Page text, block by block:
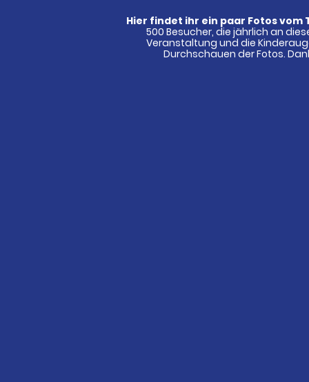
Hier findet ihr ein paar Fotos vom
500 Besucher, die jährlich an
Veranstaltung und die
Durchschauen der Fotos.